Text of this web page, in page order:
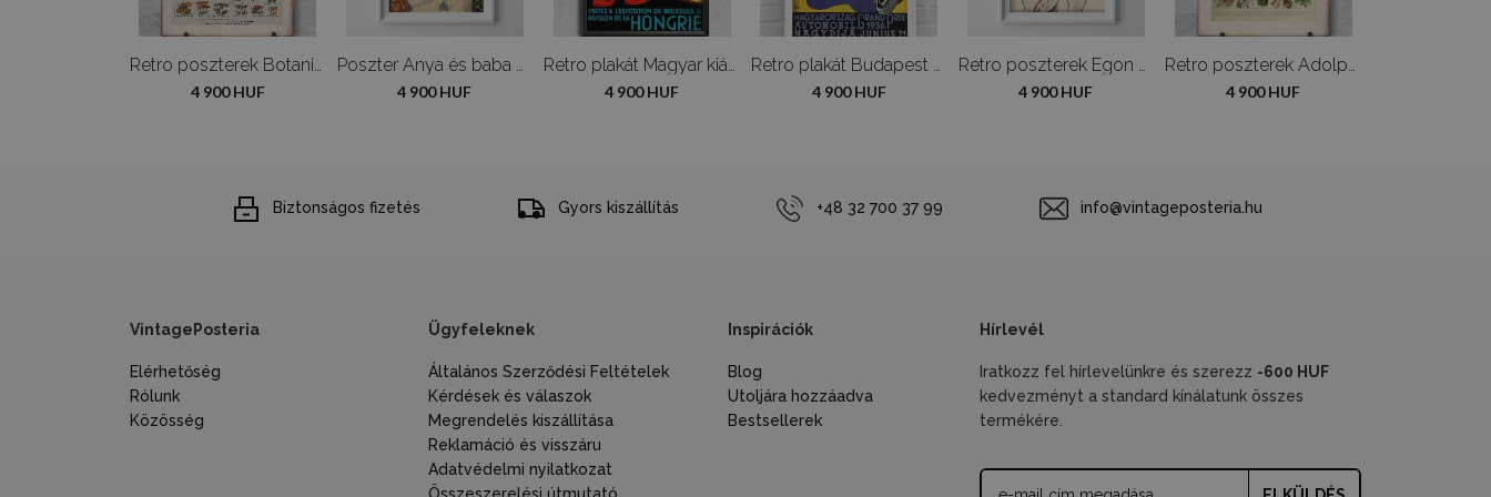
4 900 HUF 4 900 HUF 4 900 HUF 4 900 HUF 4 900 HUF 4 900 HUF
Biztonságos fizetés Gyors kiszállítás +48 32 700 37 99 info@vintageposteria.hu
VintagePosteria
Elérhetőség
Rólunk
Közösség
Ügyfeleknek
Általános Szerződési Feltételek
Kérdések és válaszok
Megrendelés kiszállítása
Reklamáció és visszáru
Adatvédelmi nyilatkozat
Inspirációk
Blog
Utoljára hozzáadva
Bestsellerek
Hírlevél
Iratkozz fel hírlevelünkre és szerezz -600 HUF
kedvezményt a standard kínálatunk összes
termékére.